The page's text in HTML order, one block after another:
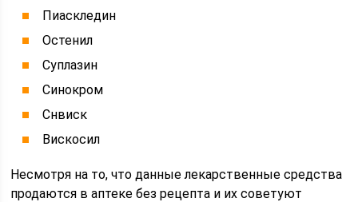
Пиаскледин
Остенил
Суплазин
Синокром
Снвиск
Вискосил
Несмотря на то, что данные лекарственные средства
продаются в аптеке без рецепта и их советуют